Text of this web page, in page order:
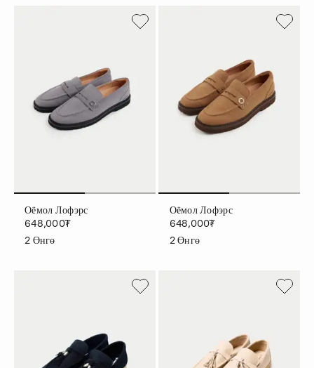
Оёмол Лофэрс
648,000₮
2 Өнгө
Оёмол Лофэрс
648,000₮
2Өнгө